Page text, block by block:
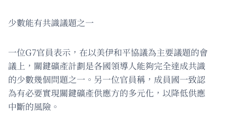
少數能有共識議題之一
一位G7官員表示，在以美伊和平協議為主要議題的會
議上，關鍵礦產計劃是各國領導人能夠完全達成共識
的少數幾個問題之一。另一位官員稱，成員國一致認
為有必要實現關鍵礦產供應方的多元化，以降低供應
中斷的風險。